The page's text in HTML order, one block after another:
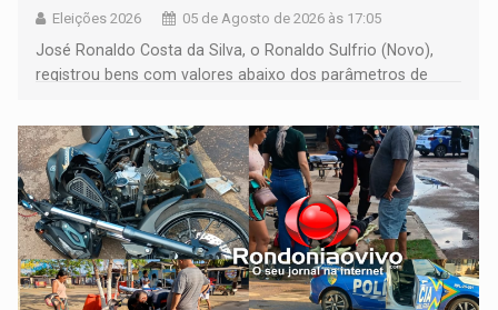
Eleições 2026 05 de Agosto de 2026 às 17:05
José Ronaldo Costa da Silva, o Ronaldo Sulfrio (Novo),
registrou bens com valores abaixo dos parâmetros de
milhões